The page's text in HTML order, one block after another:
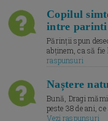
Copilul
intre parinti
Părinții spun
abținem, ca să fie
raspunsuri
Naștere
Bună, Dragi
peste 38 de ani,
Vezi raspunsuri